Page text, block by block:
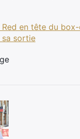
Red en tête du
sortie